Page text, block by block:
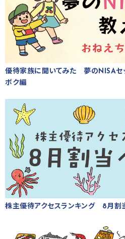
優待家族に聞いてみた 夢のNISAセ
ボク編
株主優待アクセスランキング 8月割